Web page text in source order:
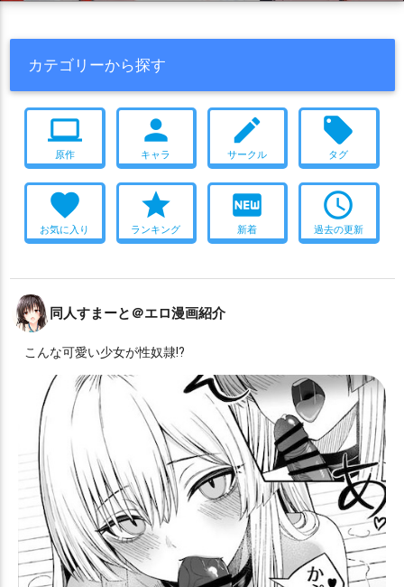
カテゴリーから探す
computer
原作
person
キャラ
create
サークル
local_offer
タグ
favorite
お気に入り
star
ランキング
fiber_new
新着
access_time
過去の更新
同人すまーと＠エロ漫画紹介
こんな可愛い少女が性奴隷!?